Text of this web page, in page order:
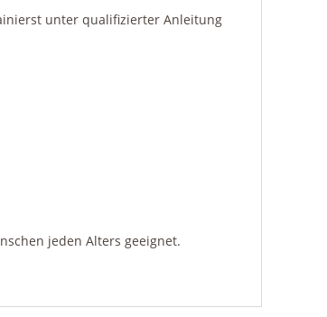
unter qualifizierter Anleitung
jeden Alters geeignet.